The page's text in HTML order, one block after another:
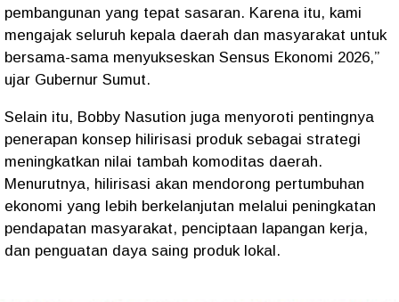
pembangunan yang tepat sasaran. Karena itu, kami
mengajak seluruh kepala daerah dan masyarakat untuk
bersama-sama menyukseskan Sensus Ekonomi 2026,”
ujar Gubernur Sumut.
Selain itu, Bobby Nasution juga menyoroti pentingnya
penerapan konsep hilirisasi produk sebagai strategi
meningkatkan nilai tambah komoditas daerah.
Menurutnya, hilirisasi akan mendorong pertumbuhan
ekonomi yang lebih berkelanjutan melalui peningkatan
pendapatan masyarakat, penciptaan lapangan kerja,
dan penguatan daya saing produk lokal.